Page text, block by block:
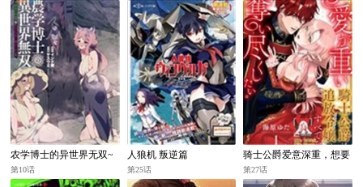
农学博士的异世界无双~
利用禁忌知识来建构怪物
女孩后宫~
第10话
人狼机 叛逆篇
第25话
骑士公爵爱意深重，想要
索取放逐千金的一切。
第27话